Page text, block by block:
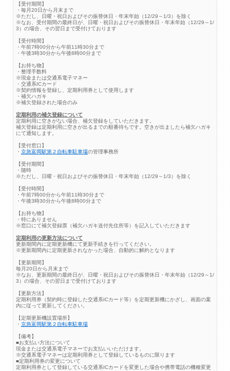
【受付期間】
・毎月20日から月末まで
※ただし、日曜・祝日およびその振替休日・年末年始（12/29～1/3）を除く
※なお、受付期間の最終日が、日曜・祝日およびその振替休日・年末年始（12/29～1/
3）の場合、その翌日まで受付けております
【受付時間】
・午前7時00分から午前11時30分まで
・午後3時30分から午後8時00分まで
【お持ち物】
・整理手数料
※現金または交通系電子マネー
・交通系ICカード
※契約情報を登録し、定期利用券として使用します
・補欠ハガキ
※補欠登録された場合のみ
定期利用の補欠登録について
定期利用に空きがない場合、補欠登録をしていただきます。
補欠登録は定期利用に空きが出るまでの順番待ちです。空きが出ましたら補欠ハガキ
にて通知します。
【受付窓口】
・ 京急富岡駅第２自転車駐車場の管理事務所
【受付期間】
・随時
※ただし、日曜・祝日およびその振替休日・年末年始（12/29～1/3）を除く
【受付時間】
・午前7時00分から午前11時30分まで
・午後3時30分から午後8時00分まで
【お持ち物】
・特にありません
※窓口にて補欠登録票（補欠ハガキ送付先住所等）を記入していただきます
定期利用の更新方法について
更新期間内に定期更新機にて更新手続きを行ってください。
※更新期間内に定期更新されなかった場合、自動的に解約となります
【更新期間】
毎月20日から月末まで
※なお、更新期間の最終日が、日曜・祝日およびその振替休日・年末年始（12/29～1/
3）の場合、その翌日まで受付けております
【更新方法】
定期利用券（契約時に登録した交通系ICカード等）を定期更新機にかざし、画面の案
内に従って更新してください。
【定期更新機設置場所】
・ 京急富岡駅第２自転車駐車場
【備考】
■お支払い方法について
現金または交通系電子マネーでお支払いいただけます。
※交通系電子マネーは定期利用券として登録しているものに限ります
■定期利用券の変更について
定期利用券として登録している交通系ICカードを変更した場合や携帯電話の機種変更